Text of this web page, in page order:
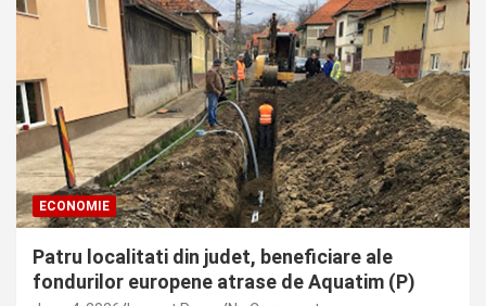
ECONOMIE
Patru localitati din judet, beneficiare ale
fondurilor europene atrase de Aquatim (P)